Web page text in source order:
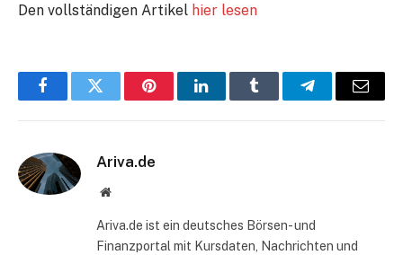
Den vollständigen Artikel hier lesen
FacebookTwitter PinterestLinkedInTumblr TelegramE-
Ariva.de
Website
Ariva.de ist ein deutsches Börsen- und
Finanzportal mit Kursdaten, Nachrichten und